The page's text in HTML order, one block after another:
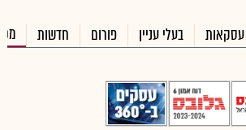
עסקאות בעלי עניין פורום חדשות